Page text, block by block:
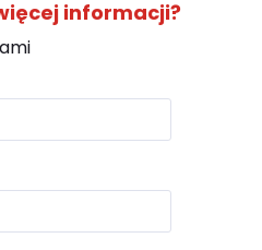
informacji?